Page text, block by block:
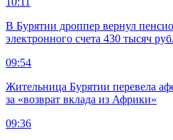
В Бурятии дроппер вернул
электронного счета 430 тысяч
09:54
Жительница Бурятии перевела
за «возврат вклада из Африки»
09:36